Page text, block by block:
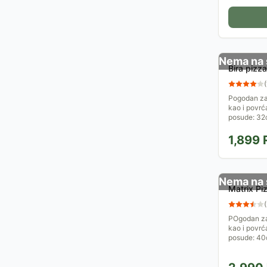
Nema
Bira
(
Pogodan
kao i
posude:
1,899
Nema
Matrix
(
POgodan
kao i
posude: